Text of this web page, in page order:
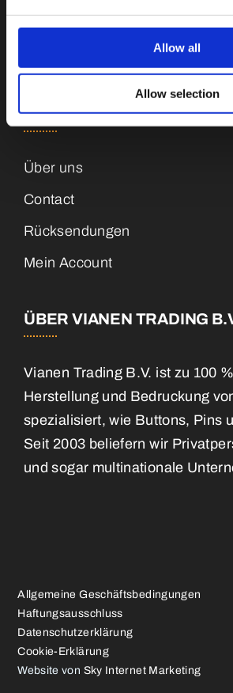
Allow all
Allow selection
Medailles
KUNDENSERVICE
Über uns
Contact
Rücksendungen
Mein Account
ÜBER VIANEN TRADING
Vianen Trading B.V. ist zu 100
Herstellung und Bedruckung
spezialisiert, wie Buttons, Pins
Seit 2003 beliefern wir
und sogar multinationale
Allgemeine Geschäftsbedingungen
Haftungsausschluss
Datenschutzerklärung
Cookie-Erklärung
Website von Sky Internet Marketing